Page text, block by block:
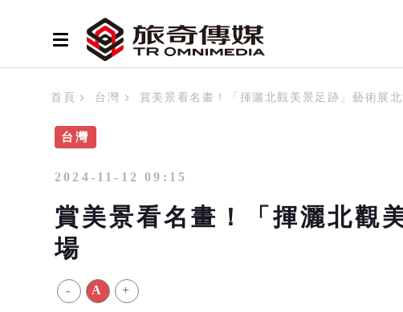
首頁 台灣 賞美景看名畫！「揮灑北觀美景足跡」藝術展
台灣
2024-11-12 09:15
賞美景看名畫！「揮灑北觀
場
- A +